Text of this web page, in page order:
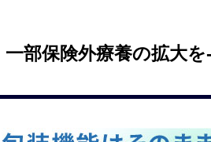
一部保険外療養の拡大